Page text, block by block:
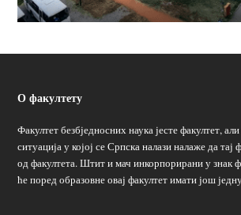
О факултету
Факултет безбједносних наука јесте факултет,
ситуација у којој се Српска налази налаже да тај
од факултета. Штит и мач инкорпорирани у знак
ће поред образовне овај факултет имати још